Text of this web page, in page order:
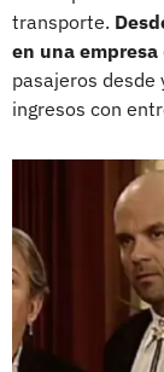
transporte.
en una empresa
pasajeros desde
ingresos con